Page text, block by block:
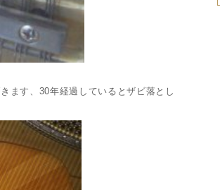
ます、30年経過しているとザビ落とし